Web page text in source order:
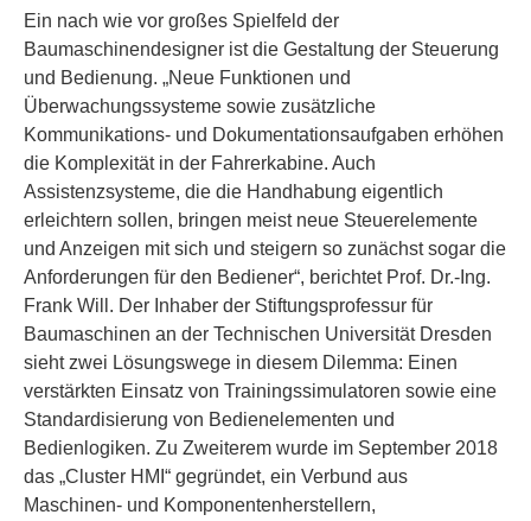
Ein nach wie vor großes Spielfeld der
Baumaschinendesigner ist die Gestaltung der Steuerung
und Bedienung. „Neue Funktionen und
Überwachungssysteme sowie zusätzliche
Kommunikations- und Dokumentationsaufgaben erhöhen
die Komplexität in der Fahrerkabine. Auch
Assistenzsysteme, die die Handhabung eigentlich
erleichtern sollen, bringen meist neue Steuerelemente
und Anzeigen mit sich und steigern so zunächst sogar die
Anforderungen für den Bediener“, berichtet Prof. Dr.-Ing.
Frank Will. Der Inhaber der Stiftungsprofessur für
Baumaschinen an der Technischen Universität Dresden
sieht zwei Lösungswege in diesem Dilemma: Einen
verstärkten Einsatz von Trainingssimulatoren sowie eine
Standardisierung von Bedienelementen und
Bedienlogiken. Zu Zweiterem wurde im September 2018
das „Cluster HMI“ gegründet, ein Verbund aus
Maschinen- und Komponentenherstellern,